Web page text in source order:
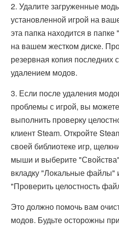
2. Удалите загруженные
установленной игрой на
эта папка находится в
на вашем жестком диске.
резервная копия последних
удалением модов.
3. Если после удаления
проблемы с игрой, вы
выполнить проверку
клиент Steam. Откройте
своей библиотеке игр,
мыши и выберите
вкладку "Локальные файлы"
"Проверить целостность
Это должно помочь вам
модов. Будьте осторожны